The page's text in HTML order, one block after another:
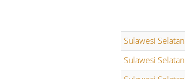
Sulawesi Selatan
Sulawesi Selatan